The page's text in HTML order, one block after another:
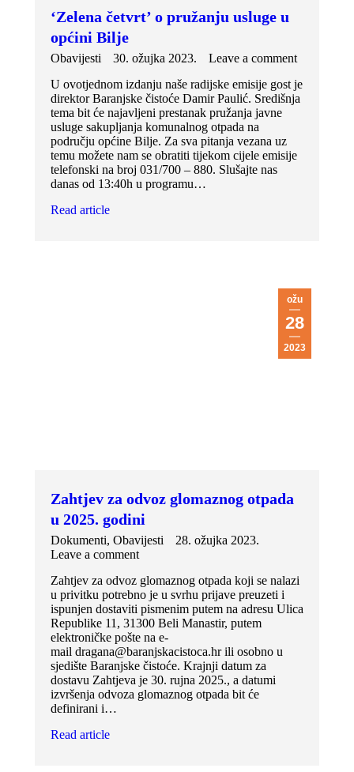
‘Zelena četvrt’ o pružanju usluge u
općini Bilje
Obavijesti 30. ožujka 2023.
Leave a comment
U ovotjednom izdanju naše radijske emisije gost je
direktor Baranjske čistoće Damir Paulić. Središnja
tema bit će najavljeni prestanak pružanja javne
usluge sakupljanja komunalnog otpada na
području općine Bilje. Za sva pitanja vezana uz
temu možete nam se obratiti tijekom cijele emisije
telefonski na broj 031/700 – 880. Slušajte nas
danas od 13:40h u programu…
Read article
ožu
28
2023
Zahtjev za odvoz glomaznog otpada
u 2025. godini
Dokumenti, Obavijesti
28. ožujka 2023.
Leave a comment
Zahtjev za odvoz glomaznog otpada koji se nalazi
u privitku potrebno je u svrhu prijave preuzeti i
ispunjen dostaviti pismenim putem na adresu Ulica
Republike 11, 31300 Beli Manastir, putem
elektroničke pošte na e-
mail dragana@baranjskacistoca.hr ili osobno u
sjedište Baranjske čistoće. Krajnji datum za
dostavu Zahtjeva je 30. rujna 2025., a datumi
izvršenja odvoza glomaznog otpada bit će
definirani i…
Read article